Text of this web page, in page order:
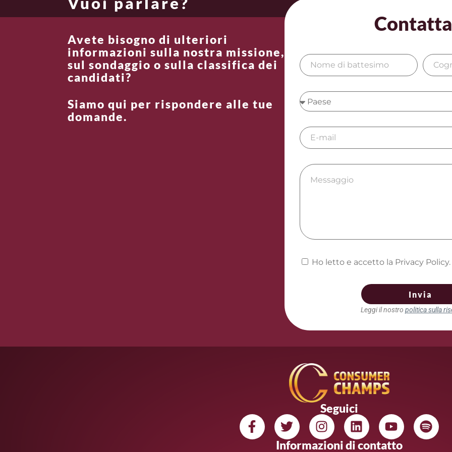
Avete bisogno di ulteriori
informazioni sulla nostra missione,
sul sondaggio o sulla classifica dei
candidati?
Siamo qui per rispondere alle tue
domande.
Ho letto e accetto la Privacy Policy.
Invia
Leggi il nostro politica sulla
Seguici
Informazioni di contatto